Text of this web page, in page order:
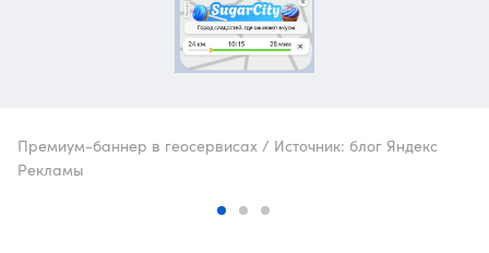
Премиум-баннер в геосервисах / Источник: блог Яндекс
Рекламы